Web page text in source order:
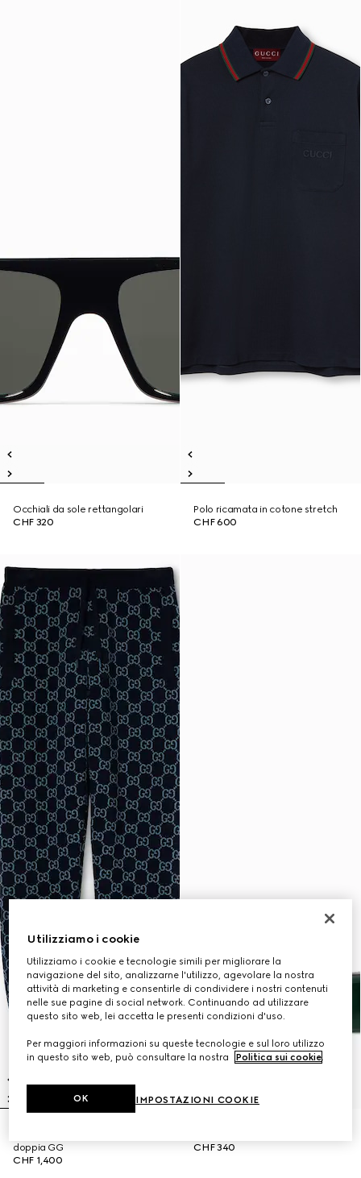
Occhiali da sole rettangolari
CHF 320
Polo ricamata in cotone stretch
CHF 600
doppia GG
CHF 1,400
CHF 340
Utilizziamo i cookie
Utilizziamo i cookie e tecnologie simili per migliorare la
navigazione del sito, analizzarne l'utilizzo, agevolare la nostra
attività di marketing e consentirle di condividere i nostri contenuti
nelle sue pagine di social network. Continuando ad utilizzare
questo sito web, lei accetta le presenti condizioni d'uso.
Per maggiori informazioni su queste tecnologie e sul loro utilizzo
in questo sito web, può consultare la nostra
Politica sui cookie.
IMPOSTAZIONI COOKIE
OK